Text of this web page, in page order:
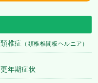
頚椎症 （頚椎椎間板ヘルニア）
更年期症状